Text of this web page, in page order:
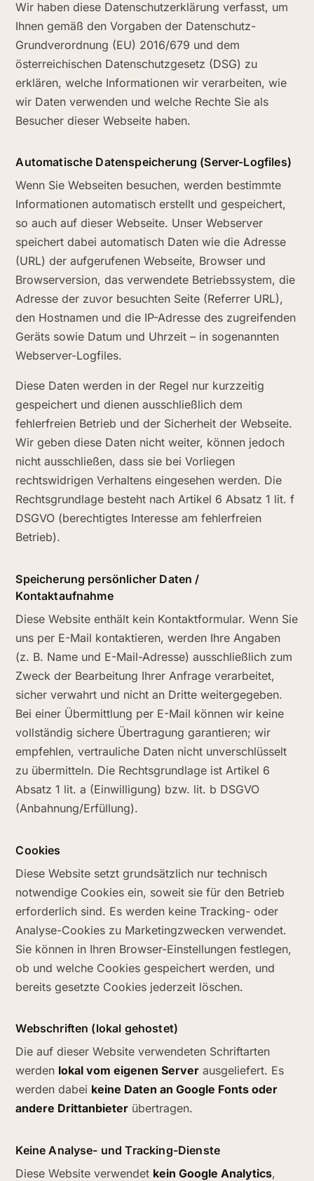
Wir haben diese Datenschutzerklärung verfasst, um
Ihnen gemäß den Vorgaben der Datenschutz-
Grundverordnung (EU) 2016/679 und dem
österreichischen Datenschutzgesetz (DSG) zu
erklären, welche Informationen wir verarbeiten, wie
wir Daten verwenden und welche Rechte Sie als
Besucher dieser Webseite haben.
Automatische Datenspeicherung (Server-Logfiles)
Wenn Sie Webseiten besuchen, werden bestimmte
Informationen automatisch erstellt und gespeichert,
so auch auf dieser Webseite. Unser Webserver
speichert dabei automatisch Daten wie die Adresse
(URL) der aufgerufenen Webseite, Browser und
Browserversion, das verwendete Betriebssystem, die
Adresse der zuvor besuchten Seite (Referrer URL),
den Hostnamen und die IP-Adresse des zugreifenden
Geräts sowie Datum und Uhrzeit – in sogenannten
Webserver-Logfiles.
Diese Daten werden in der Regel nur kurzzeitig
gespeichert und dienen ausschließlich dem
fehlerfreien Betrieb und der Sicherheit der Webseite.
Wir geben diese Daten nicht weiter, können jedoch
nicht ausschließen, dass sie bei Vorliegen
rechtswidrigen Verhaltens eingesehen werden. Die
Rechtsgrundlage besteht nach Artikel 6 Absatz 1 lit. f
DSGVO (berechtigtes Interesse am fehlerfreien
Betrieb).
Speicherung persönlicher Daten /
Kontaktaufnahme
Diese Website enthält kein Kontaktformular. Wenn Sie
uns per E-Mail kontaktieren, werden Ihre Angaben
(z. B. Name und E-Mail-Adresse) ausschließlich zum
Zweck der Bearbeitung Ihrer Anfrage verarbeitet,
sicher verwahrt und nicht an Dritte weitergegeben.
Bei einer Übermittlung per E-Mail können wir keine
vollständig sichere Übertragung garantieren; wir
empfehlen, vertrauliche Daten nicht unverschlüsselt
zu übermitteln. Die Rechtsgrundlage ist Artikel 6
Absatz 1 lit. a (Einwilligung) bzw. lit. b DSGVO
(Anbahnung/Erfüllung).
Cookies
Diese Website setzt grundsätzlich nur technisch
notwendige Cookies ein, soweit sie für den Betrieb
erforderlich sind. Es werden keine Tracking- oder
Analyse-Cookies zu Marketingzwecken verwendet.
Sie können in Ihren Browser-Einstellungen festlegen,
ob und welche Cookies gespeichert werden, und
bereits gesetzte Cookies jederzeit löschen.
Web­schriften (lokal gehostet)
Die auf dieser Website verwendeten Schriftarten
werden lokal vom eigenen Server ausgeliefert. Es
werden dabei keine Daten an Google Fonts oder
andere Drittanbieter übertragen.
Keine Analyse- und Tracking-Dienste
Diese Website verwendet kein Google Analytics,